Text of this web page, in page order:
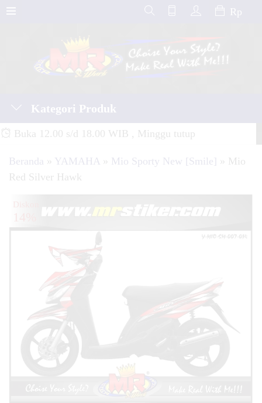
Rp
Kategori Produk
Buka 12.00 s/d 18.00 WIB , Minggu tutup
Beranda » YAMAHA » Mio Sporty New [Smile] » Mio
Red Silver Hawk